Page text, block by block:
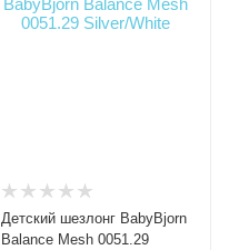
Детский шезлонг BabyBjorn
Balance Mesh 0051.29